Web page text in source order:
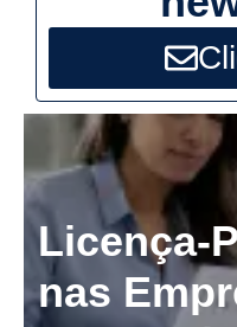
Licença-
nas